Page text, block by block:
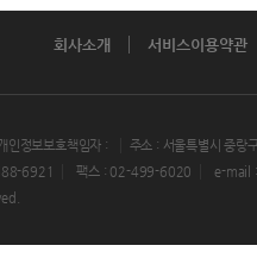
회사소개 서비스이용약관
인정보보호책임자 :
주소 : 서울특별시 중
6921 팩스 : 02-499-6020
e-mail